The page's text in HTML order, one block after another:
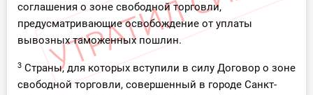
соглашения о зоне свободной торговли,
предусматривающие освобождение от уплаты
вывозных таможенных пошлин.
3 Страны, для которых вступили в силу Договор о зоне
свободной торговли, совершенный в городе Санкт-